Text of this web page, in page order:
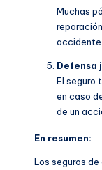
Muchas
accidente.
Defensa
El seguro
en caso
de un
En resumen:
Los seguros de